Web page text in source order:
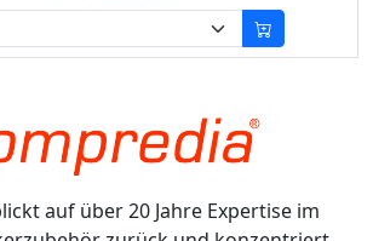
auf über 20 Jahre Expertise im